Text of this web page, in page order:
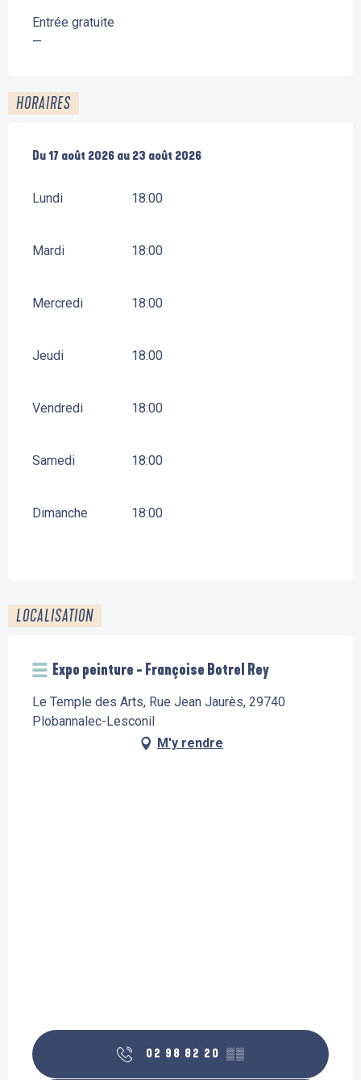
Entrée gratuite
—
HORAIRES
Du17 août 2026 au 23 août 2026
Du17 août 2026 au 23 août 2026
Lundi 18:00
Mardi 18:00
Mercredi 18:00
Jeudi 18:00
Vendredi 18:00
Samedi 18:00
Dimanche 18:00
LOCALISATION
Expo peinture - Françoise Botrel Rey
Le Temple des Arts, Rue Jean Jaurès, 29740
Plobannalec-Lesconil
M'y rendre
02 98 82 20 ▒▒